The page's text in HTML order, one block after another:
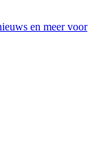
en meer voor